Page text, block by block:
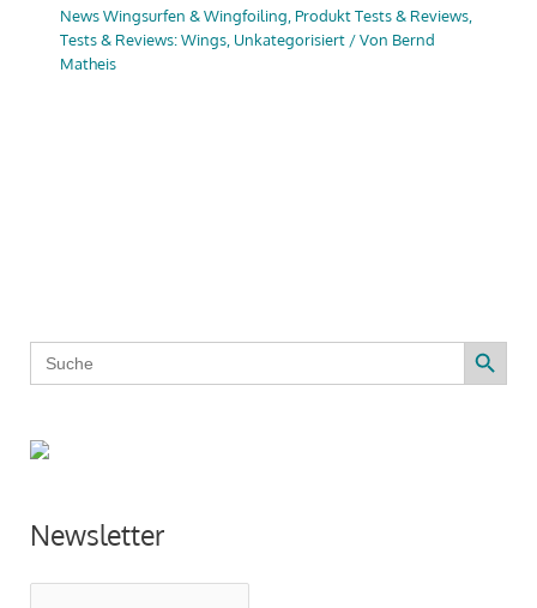
News Wingsurfen & Wingfoiling, Produkt Tests & Reviews,
Tests & Reviews: Wings, Unkategorisiert/ Von Bernd
Matheis
Search
for:
Search Button
Newsletter